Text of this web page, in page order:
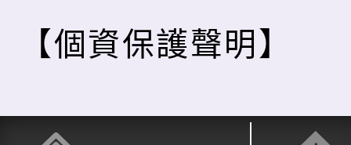
【個資保護聲明】